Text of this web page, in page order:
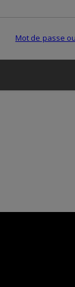
Mot de passe